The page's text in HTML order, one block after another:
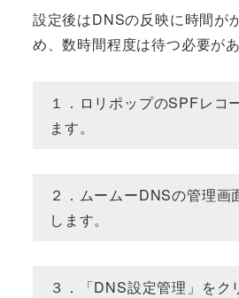
設定後はDNSの反映に時間が
め、数時間程度は待つ必要があ
１．ロリポップのSPFレコ
ます。
２．ムームーDNSの管理画
します。
３．「DNS設定管理」をク